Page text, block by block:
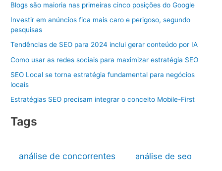
Blogs são maioria nas primeiras cinco posições do Google
Investir em anúncios fica mais caro e perigoso, segundo
pesquisas
Tendências de SEO para 2024 inclui gerar conteúdo por IA
Como usar as redes sociais para maximizar estratégia SEO
SEO Local se torna estratégia fundamental para negócios
locais
Estratégias SEO precisam integrar o conceito Mobile-First
Tags
análise de concorrentes análise de seo